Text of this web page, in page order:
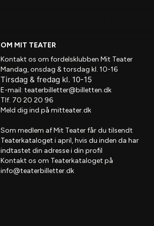
OM MIT TEATER
Kontakt os om fordelsklubben Mit Teater
Mandag, onsdag & torsdag kl. 10-16
Tirsdag & fredag kl. 10-15
E-mail: teaterbilletter@billetten.dk
Tlf. 70 20 20 96
Meld dig ind på mitteater.dk
Som medlem afMit Teaterfår du tilsendt
Teaterkataloget i april, hvis du inden da har
indtastet din adresse i din profil
Kontakt os om Teaterkataloget på
info@teaterbilletter.dk